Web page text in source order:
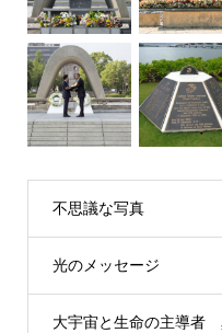
不思議な写真
光のメッセージ
大宇宙と生命の主導者